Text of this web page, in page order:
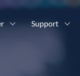
Support